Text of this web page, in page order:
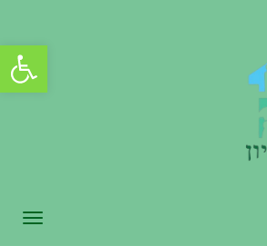
פתח